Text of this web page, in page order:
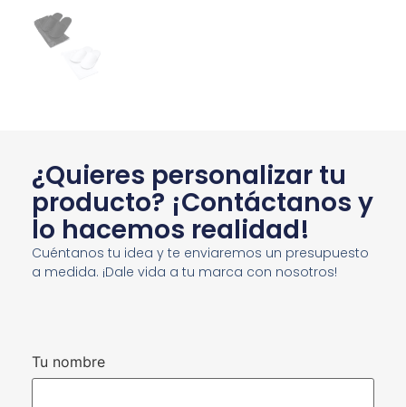
¿Quieres personalizar tu
producto? ¡Contáctanos y
lo hacemos realidad!
Cuéntanos tu idea y te enviaremos un presupuesto
a medida. ¡Dale vida a tu marca con nosotros!
Tu nombre